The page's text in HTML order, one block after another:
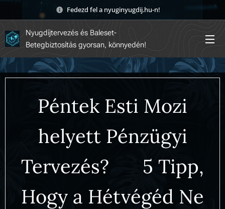
Fedezd fel a nyuginyugdij.hu-n! 🚀
Nyugdíjtervezés és Baleset-
Betegbiztosítás gyorsan, könnyedén!
Péntek Esti Mozi
helyett Pénzügyi
Tervezés? 🤔 5 Tipp,
Hogy a Hétvégéd Ne